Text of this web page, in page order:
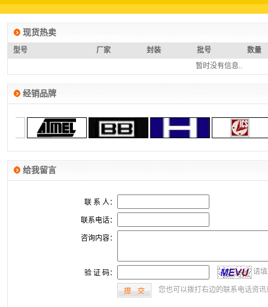
现货热卖
型号 厂家 封装 批号
数量
暂时没有信息..
经销品牌
给我留言
联 系 人：
联系电话：
咨询内容：
验 证 码： 请填
您也可以拨打右边的联系电话资